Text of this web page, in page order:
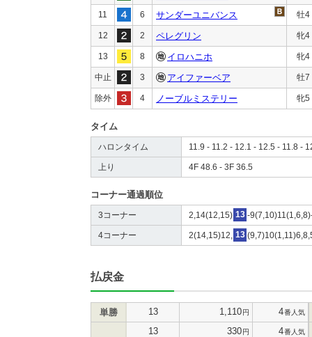
11 6 サンダーユニバンス 牡4
12 2 ペレグリン 牝4
13 8 イロハニホ 牝4
中止 3 アイファーベア 牡7
除外 4 ノーブルミステリー 牝5
タイム
ハロンタイム 11.9 - 11.2 - 12.1 - 12.5 - 11.8 -
上り 4F 48.6 - 3F 36.5
コーナー通過順位
3コーナー 2,14(12,15) 13 -
4コーナー 2(14,15)12, 13
払戻金
単勝 13 1,110円 4番人気
13 330円 4番人気